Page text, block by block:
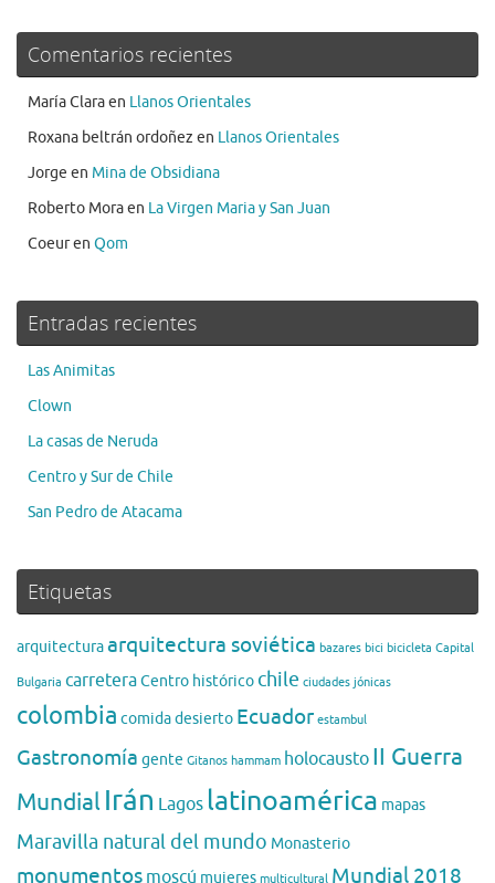
Comentarios recientes
María Claraen Llanos Orientales
Roxana beltrán ordoñez en Llanos Orientales
Jorge en Mina de Obsidiana
Roberto Moraen La Virgen Maria y San Juan
Coeuren Qom
Entradas recientes
Las Animitas
Clown
La casas de Neruda
Centro y Sur de Chile
San Pedro de Atacama
Etiquetas
arquitecturaarquitectura soviética bazares bici bicicleta Capital
Bulgaria carreteraCentro histórico chile ciudades jónicas
colombia comidadesierto Ecuador estambul
Gastronomía gente Gitanos hammam holocausto II Guerra
MundialIrán Lagos latinoamérica mapas
Maravilla natural del mundo Monasterio
monumentos moscú mujeres multicultural Mundial 2018